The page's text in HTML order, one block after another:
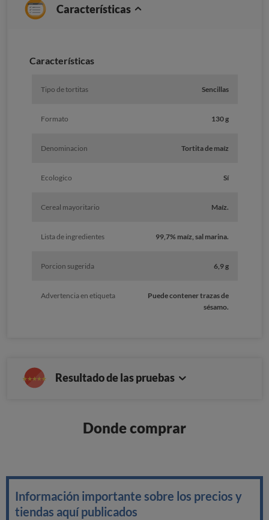
Características
Características
Tipo de tortitas Sencillas
Formato 130 g
Denominacion Tortita de maíz
Ecologico Sí
Cereal mayoritario Maíz.
Lista de ingredientes 99,7% maíz, sal marina.
Porcion sugerida 6,9 g
Advertencia en etiqueta
Puede contener trazas de
sésamo.
Resultado de las pruebas
Donde comprar
Información importante sobre los precios y
tiendas aquí publicados